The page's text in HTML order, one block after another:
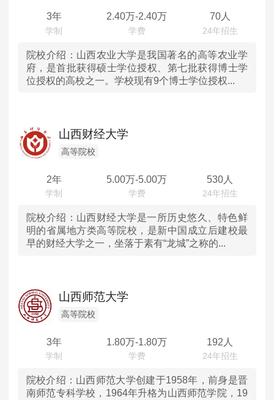
江西
山东
湖北
广东
重庆
陕西
广西
3年 2.40万-2.40万 70人
院校介绍： 山西农业大学是我国著名的高等农业学
府，是首批获得硕士学位授权、第七批获得博士学
位授权的高校之一。学校现有9个博士学位授权...
山西财经大学
高等院校
2年 5.00万-5.00万 530人
院校介绍： 山西财经大学是一所历史悠久、特色鲜
明的省属地方类高等院校，是新中国成立后建校最
早的财经大学之一，坐落于素有“龙城”之称的...
山西师范大学
高等院校
3年 1.80万-1.80万 192人
院校介绍： 山西师范大学创建于1958年，前身是晋
南师范专科学校，1964年升格为山西师范学院，19